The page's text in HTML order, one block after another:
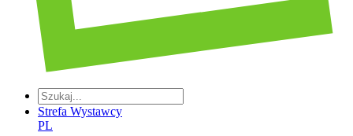
Strefa Wystawcy
PL